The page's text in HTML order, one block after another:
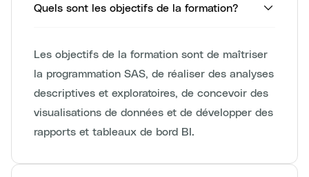
Quels sont les objectifs de la formation?
Les objectifs de la formation sont de maîtriser
la programmation SAS, de réaliser des analyses
descriptives et exploratoires, de concevoir des
visualisations de données et de développer des
rapports et tableaux de bord BI.